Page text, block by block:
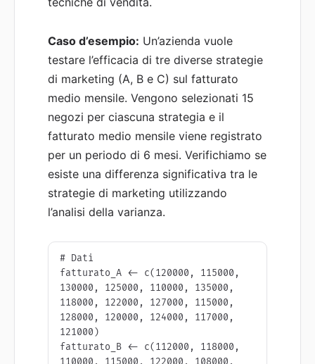
Caso d’esempio: Un’azienda vuole
testare l’efficacia di tre diverse strategie
di marketing (A, B e C) sul fatturato
medio mensile. Vengono selezionati 15
negozi per ciascuna strategia e il
fatturato medio mensile viene registrato
per un periodo di 6 mesi. Verifichiamo se
esiste una differenza significativa tra le
strategie di marketing utilizzando
l’analisi della varianza.
# Dati
fatturato_A <- c(120000, 115000,
130000, 125000, 110000, 135000,
118000, 122000, 127000, 115000,
128000, 120000, 124000, 117000,
121000)
fatturato_B <- c(112000, 118000,